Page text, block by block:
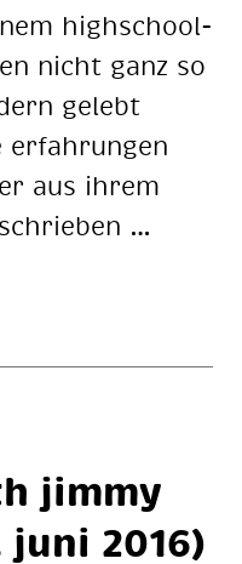
high­school­
nicht ganz so
ge­lebt
er­fah­run­gen
aus ih­rem
…
jim­my
2016)